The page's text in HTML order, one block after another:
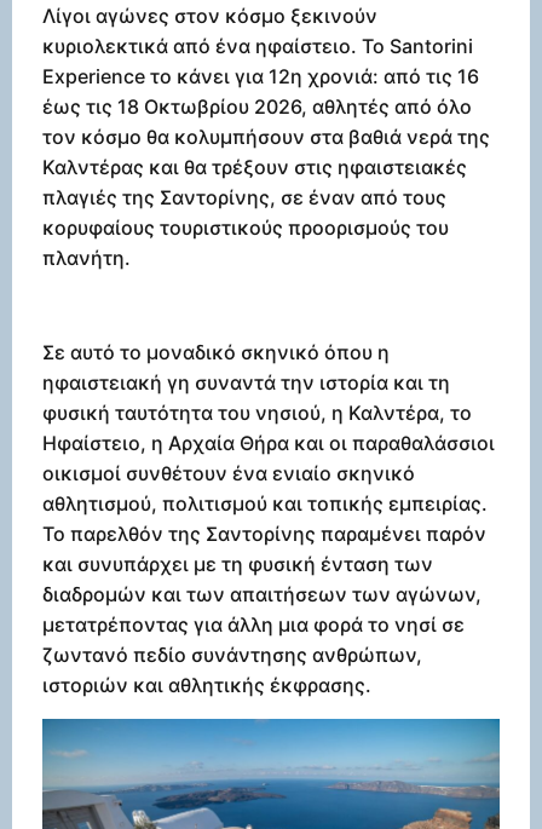
Λίγοι αγώνες στον κόσμο ξεκινούν
κυριολεκτικά από ένα ηφαίστειο. Το Santorini
Experience το κάνει για 12η χρονιά: από τις 16
έως τις 18 Οκτωβρίου 2026, αθλητές από όλο
τον κόσμο θα κολυμπήσουν στα βαθιά νερά της
Καλντέρας και θα τρέξουν στις ηφαιστειακές
πλαγιές της Σαντορίνης, σε έναν από τους
κορυφαίους τουριστικούς προορισμούς του
πλανήτη.
Σε αυτό το μοναδικό σκηνικό όπου η
ηφαιστειακή γη συναντά την ιστορία και τη
φυσική ταυτότητα του νησιού, η Καλντέρα, το
Ηφαίστειο, η Αρχαία Θήρα και οι παραθαλάσσιοι
οικισμοί συνθέτουν ένα ενιαίο σκηνικό
αθλητισμού, πολιτισμού και τοπικής εμπειρίας.
Το παρελθόν της Σαντορίνης παραμένει παρόν
και συνυπάρχει με τη φυσική ένταση των
διαδρομών και των απαιτήσεων των αγώνων,
μετατρέποντας για άλλη μια φορά το νησί σε
ζωντανό πεδίο συνάντησης ανθρώπων,
ιστοριών και αθλητικής έκφρασης.